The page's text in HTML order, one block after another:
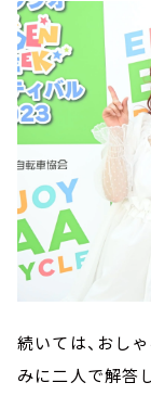
続いては、おし
みに二人で解答